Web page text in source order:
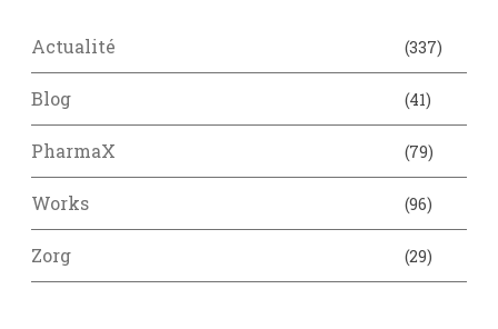
Actualité (337)
Blog (41)
PharmaX (79)
Works (96)
Zorg (29)